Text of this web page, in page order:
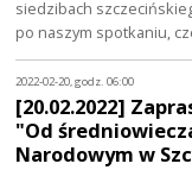
siedzibach
po naszym spotkaniu,
2022-02-20, godz. 06:00
[20.02.2022]
"Od
Narodowym w